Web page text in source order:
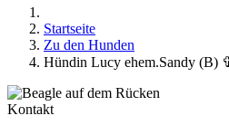
Startseite
Zu den Hunden
Hündin Lucy ehem.Sandy (B)
Kontakt